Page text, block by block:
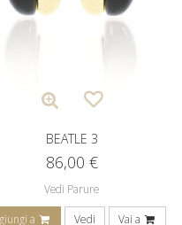
BEATLE 3
86,00 €
Vedi Parure
a Vedi Vai a